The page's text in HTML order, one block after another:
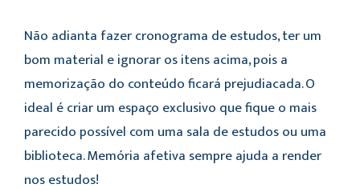
Não adianta fazer cronograma de estudos, ter um
bom material e ignorar os itens acima, pois a
memorização do conteúdo ficará prejudiacada. O
ideal é criar um espaço exclusivo que fique o mais
parecido possível com uma sala de estudos ou uma
biblioteca. Memória afetiva sempre ajuda a render
nos estudos!